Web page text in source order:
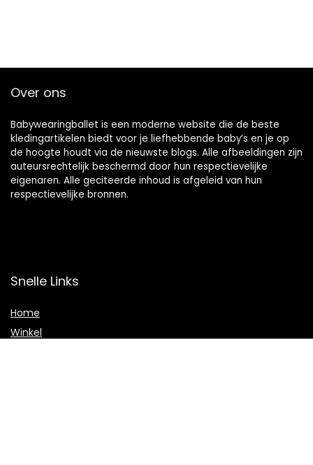
Over ons
Babywearingballet is een moderne website die de beste
kledingartikelen biedt voor je liefhebbende baby’s en je op
de hoogte houdt via de nieuwste blogs. Alle afbeeldingen zijn
auteursrechtelijk beschermd door hun respectievelijke
eigenaren. Alle geciteerde inhoud is afgeleid van hun
respectievelijke bronnen.
Snelle Links
Home
Winkel